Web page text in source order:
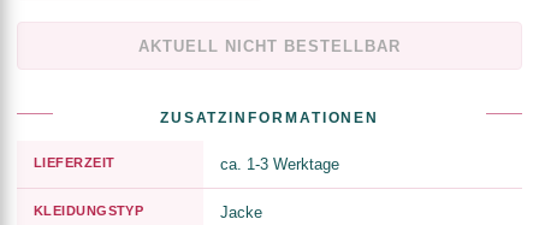
AKTUELL NICHT BESTELLBAR
ZUSATZINFORMATIONEN
LIEFERZEIT ca. 1-3 Werktage
KLEIDUNGSTYP Jacke